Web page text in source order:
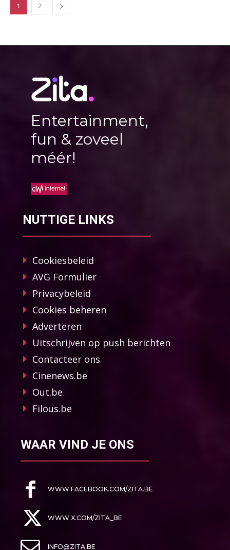
1 2
Entertainment,
fun & zoveel
méér!
NUTTIGE LINKS
Cookiesbeleid
AVG Formulier
Privacybeleid
Cookies beheren
Adverteren
Uitschrijven op push berichten
Contacteer ons
Cinenews.be
Out.be
Filous.be
WAAR VIND JE ONS
WWW.FACEBOOK.COM/ZITA.BE
WWW.X.COM/ZITA_BE
INFO@ZITA.BE